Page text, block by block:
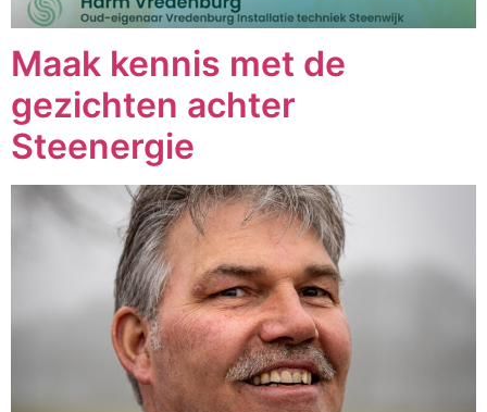
Maak kennis met de
gezichten achter
Steenergie